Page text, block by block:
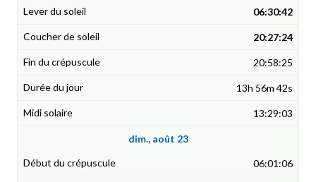
06:30:42
20:27:24
20:58:25
13h 56m 42s
13:29:03
dim., août 23
06:01:06